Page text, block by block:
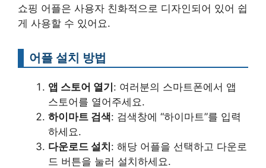
쇼핑 어플은 사용자 친화적으로 디자인되어 있어 쉽
게 사용할 수 있어요.
어플 설치 방법
앱 스토어 열기: 여러분의 스마트폰에서 앱
스토어를 열어주세요.
하이마트 검색: 검색창에 “하이마트”를 입력
하세요.
다운로드 설치: 해당 어플을 선택하고 다운로
드 버튼을 눌러 설치하세요.